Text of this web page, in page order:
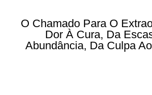
O Chamado Para O
Dor À Cura, Da
Abundância, Da Culpa